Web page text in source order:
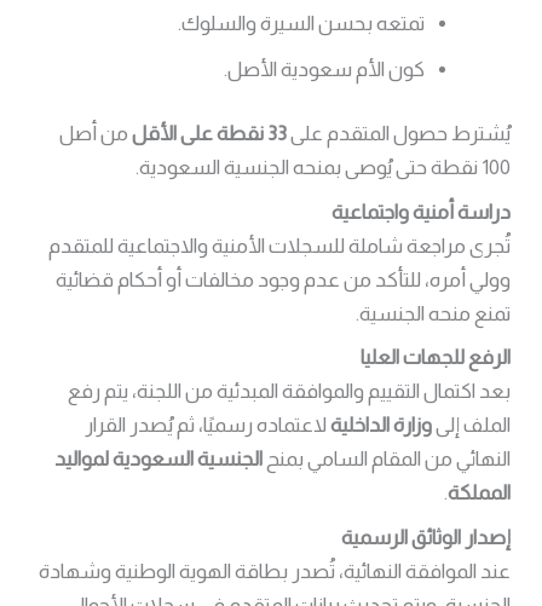
تمتعه بحسن السيرة والسلوك.
كون الأم سعودية الأصل.
يُشترط حصول المتقدم على33 نقطة على الأقل
من أصل
100 نقطة حتى يُوصى بمنحه الجنسية السعودية.
دراسة أمنية واجتماعية
تُجرى مراجعة شاملة للسجلات الأمنية والاجتماعية للمتقدم
وولي أمره، للتأكد من عدم وجود مخالفات أو أحكام قضائية
تمنع منحه الجنسية.
الرفع للجهات العليا
بعد اكتمال التقييم والموافقة المبدئية من اللجنة، يتم رفع
الملف إلىوزارة الداخلية لاعتماده رسميًا، ثم يُصدر القرار
النهائي من المقام السامي بمنحالجنسية السعودية لمواليد
المملكة.
إصدار الوثائق الرسمية
عند الموافقة النهائية، تُصدر بطاقة الهوية الوطنية وشهادة